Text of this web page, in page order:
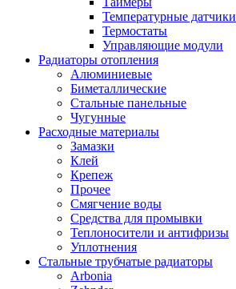
Температурные датчики
Термостаты
Управляющие модули
Радиаторы отопления
Алюминиевые
Биметаллические
Стальные панельные
Чугунные
Расходные материалы
Замазки
Клей
Крепеж
Прочее
Смягчение воды
Средства для промывки
Теплоносители и антифризы
Уплотнения
Стальные трубчатые радиаторы
Arbonia